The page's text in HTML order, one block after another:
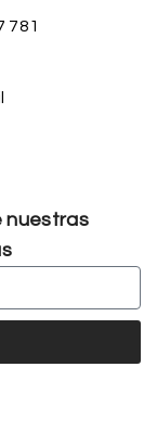
781
nuestras